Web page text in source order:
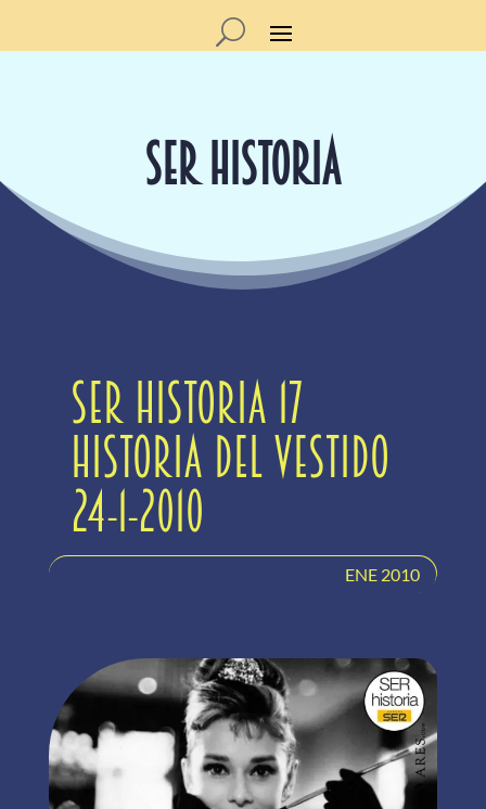
SER HISTORIA
SER Historia 17
Historia del vestido
24-1-2010
ENE 2010